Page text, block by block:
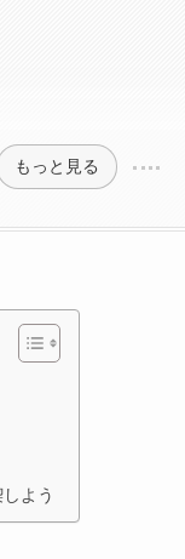
もっと見る
よう